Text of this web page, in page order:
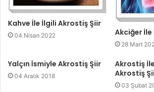
Kahve İle İlgili Akrostiş Şiir
04 Nisan 2022 Akciğer
28 Mart
Yalçın İsmiyle Akrostiş Şiir
04 Aralık 2018
Akrostiş
Akrostiş
03 Şubat